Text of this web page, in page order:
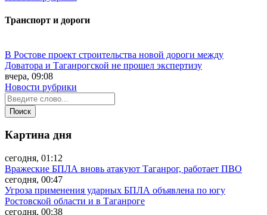
Транспорт и дороги
В Ростове проект строительства новой дороги между
Доватора и Таганрогской не прошел экспертизу
вчера, 09:08
Новости рубрики
Картина дня
сегодня, 01:12
Вражеские БПЛА вновь атакуют Таганрог, работает ПВО
сегодня, 00:47
Угроза применения ударных БПЛА объявлена по югу
Ростовской области и в Таганроге
сегодня, 00:38